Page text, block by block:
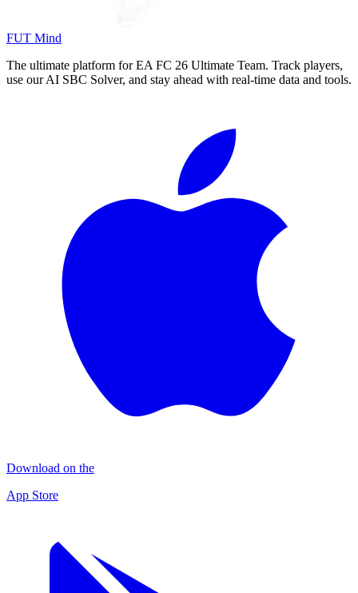
FUT Mind
The ultimate platform for EA FC 26 Ultimate Team. Track players,
use our AI SBC Solver, and stay ahead with real-time data and tools.
Download on the
App Store